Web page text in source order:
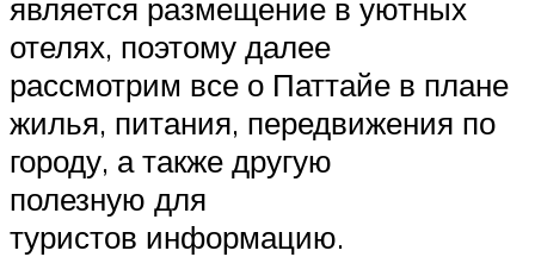
является размещение в уютных
отелях, поэтому далее
рассмотрим все о Паттайе в плане
жилья, питания, передвижения по
городу, а также другую
полезную для
туристов информацию.